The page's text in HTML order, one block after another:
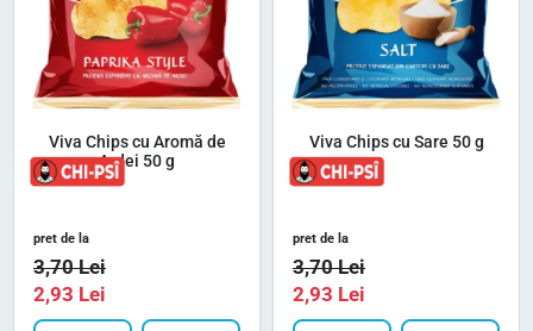
Viva Chips cu Aromă de
Ardei 50 g
pret de la
3,70Lei
2,93 Lei
Viva Chips cu Sare 50 g
pret de la
3,70Lei
2,93 Lei